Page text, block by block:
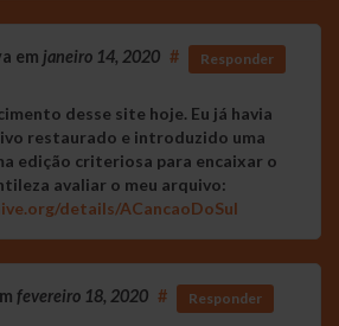
em janeiro 14, 2020 # Responder
desse site hoje. Eu já havia
restaurado e introduzido uma
edição criteriosa para encaixar o
avaliar o meu arquivo:
details/ACancaoDoSul
fevereiro 18, 2020 # Responder